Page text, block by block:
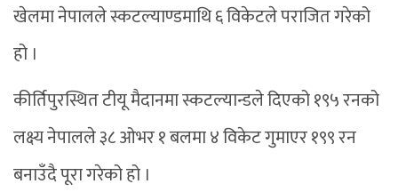
खेलमा नेपालले स्कटल्याण्डमाथि ६ विकेटले पराजित गरेको
हो ।
कीर्तिपुरस्थित टीयू मैदानमा स्कटल्यान्डले दिएको १९५ रनको
लक्ष्य नेपालले ३८ ओभर १ बलमा ४ विकेट गुमाएर १९९ रन
बनाउँदै पूरा गरेको हो ।